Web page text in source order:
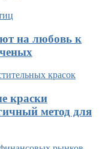
на любовь к
краски
метод для